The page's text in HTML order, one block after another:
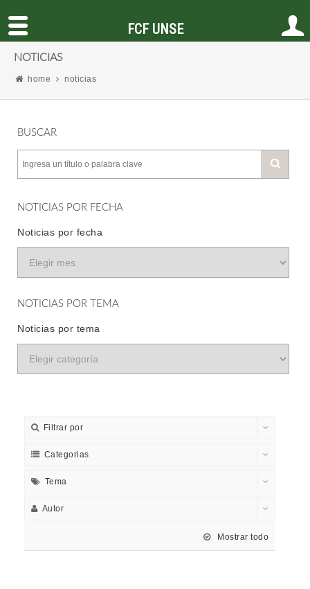
NOTICIAS
home noticias
BUSCAR
NOTICIAS POR FECHA
Noticias por fecha
NOTICIAS POR TEMA
Noticias por tema
Filtrar por
Categorias
Tema
Autor
Mostrar todo
FCF UNSE